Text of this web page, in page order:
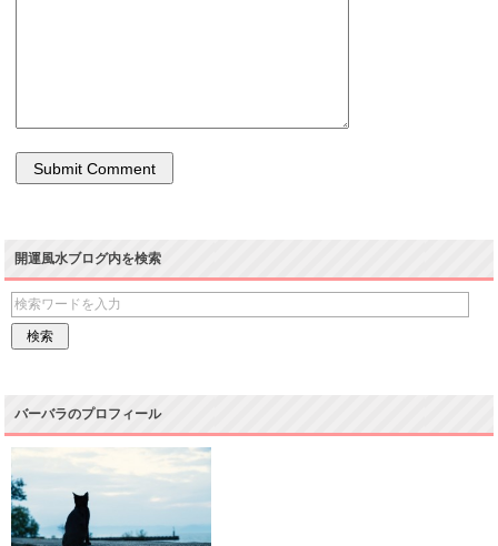
開運風水ブログ内を検索
バーバラのプロフィール